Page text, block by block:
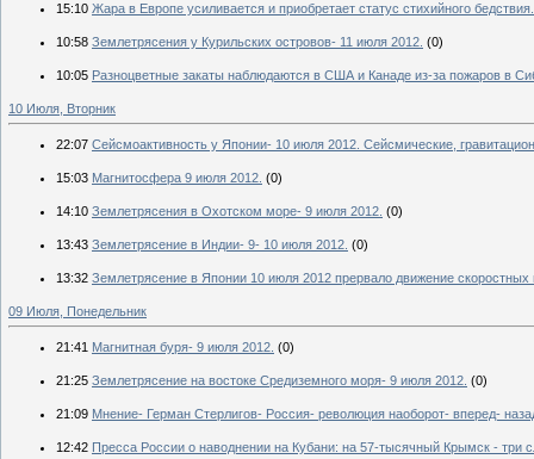
15:10 Жара в Европе усиливается и приобретает статус стихийного бедствия.
10:58 Землетрясения у Курильских островов- 11 июля 2012. (0)
10:05 Разноцветные закаты наблюдаются в США и Канаде из-за пожаров в
10 Июля, Вторник
22:07 Сейсмоактивность у Японии- 10 июля 2012. Сейсмические,
15:03 Магнитосфера 9 июля 2012. (0)
14:10 Землетрясения в Охотском море- 9 июля 2012. (0)
13:43 Землетрясение в Индии- 9- 10 июля 2012. (0)
13:32 Землетрясение в Японии 10 июля 2012 прервало движение скоростных
09 Июля, Понедельник
21:41 Магнитная буря- 9 июля 2012. (0)
21:25 Землетрясение на востоке Средиземного моря- 9 июля 2012. (0)
21:09 Мнение- Герман Стерлигов- Россия- революция наоборот- вперед-
12:42 Пресса России о наводнении на Кубани: на 57-тысячный Крымск - три